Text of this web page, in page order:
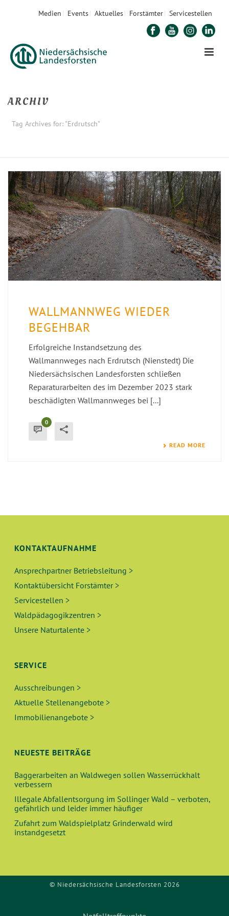
Medien Events Aktuelles Forstämter Servicestellen
ARCHIV
Tag Archives for: "Erdrutsch"
WALLMANNWEG WIEDER
BEGEHBAR
Erfolgreiche Instandsetzung des
Wallmannweges nach Erdrutsch (Nienstedt) Die
Niedersächsischen Landesforsten schließen
Reparaturarbeiten des im Dezember 2023 stark
beschädigten Wallmannweges bei [...]
0
READ MORE
KONTAKTAUFNAHME
Ansprechpartner Betriebsleitung >
Kontaktübersicht Forstämter >
Servicestellen >
Waldpädagogikzentren >
Unsere Naturtalente >
SERVICE
Ausschreibungen >
Aktuelle Stellenangebote >
Immobilienangebote >
NEUESTE BEITRÄGE
Baggerarbeiten an Waldwegen sollen Wasserrückhalt
verbessern
Illegale Abfallentsorgung im Sollinger Wald – verboten,
gefährlich und leider immer häufiger
Zufahrt zum Waldspielplatz Grinderwald wird
instandgesetzt
© Niedersächsische Landesforsten 2026